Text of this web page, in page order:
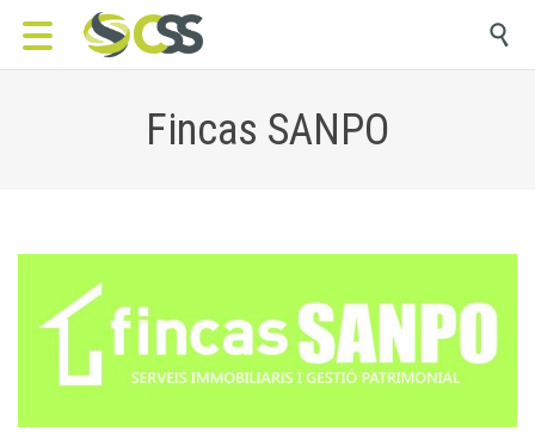

Fincas SANPO